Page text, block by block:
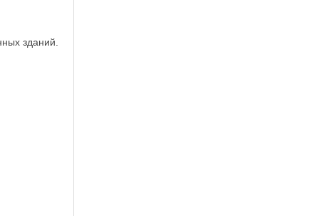
зданий.